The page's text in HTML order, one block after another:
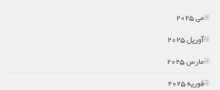
می 2025
آوریل 2025
مارس 2025
فوریه 2025